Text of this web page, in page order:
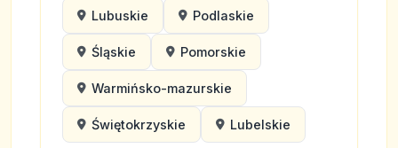
Lubuskie Podlaskie
Śląskie Pomorskie
Warmińsko-mazurskie
Świętokrzyskie Lubelskie